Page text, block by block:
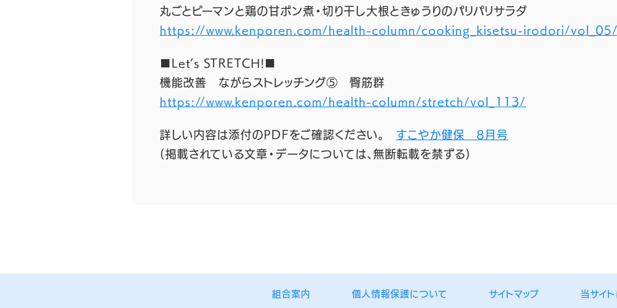
丸ごとピーマンと鶏の甘ポン煮・切り干し大根ときゅうりのパリパリサラダ
https://www.kenporen.com/health-column/cooking_kisetsu-irodori/vol_05/
■Let’s STRETCH!■
機能改善 ながらストレッチング⑤ 臀筋群
https://www.kenporen.com/health-column/stretch/vol_113/
詳しい内容は添付のPDFをご確認ください。 すこやか健保 8月号
(掲載されている文章・データについては、無断転載を禁ずる)
組合案内 個人情報保護について サイトマップ 当サイ